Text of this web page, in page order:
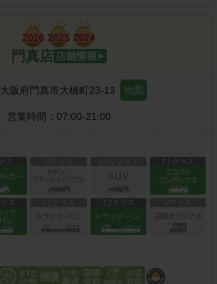
門真店
大阪府門真市大橋町23-13 地図
営業時間： 07:00-21:00